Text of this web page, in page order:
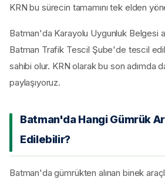
KRN bu sürecin tamamını tek elden
Batman'da Karayolu Uygunluk Belgesi
Batman Trafik Tescil Şube'de tescil
sahibi olur. KRN olarak bu son adımda
paylaşıyoruz.
Batman'da Hangi Gümrük
Edilebilir?
Batman'da gümrükten alınan binek